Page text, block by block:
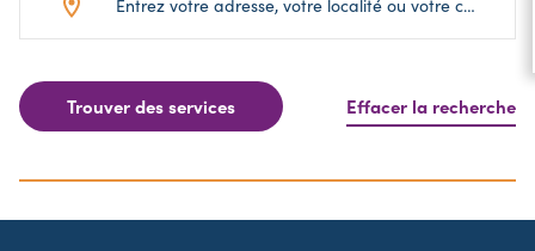
Trouver des services Effacer la recherche